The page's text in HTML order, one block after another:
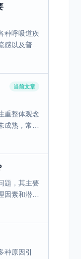
种呼吸道疾
以及普通
它们都可
当前文章
重整体观念
熟，常见
发。中医
题，其主要
素和潜在
暴食、进
种原因引